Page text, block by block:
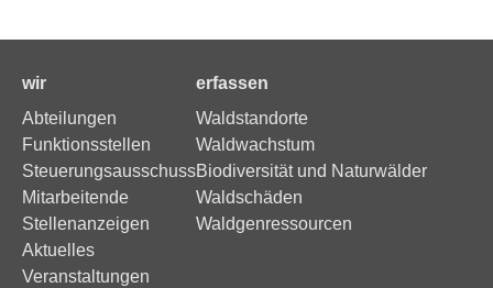
wir
Abteilungen
Funktionsstellen
Steuerungsausschuss
Mitarbeitende
Stellenanzeigen
Aktuelles
Veranstaltungen
erfassen
Waldstandorte
Waldwachstum
Biodiversität und Naturwälder
Waldschäden
Waldgenressourcen